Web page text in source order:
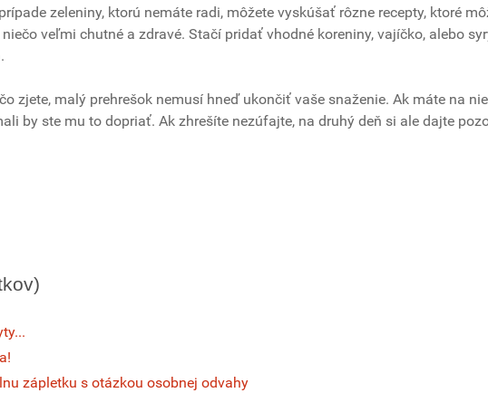
zeleniny, ktorú nemáte radi, môžete vyskúšať rôzne recepty, ktoré
veľmi chutné a zdravé. Stačí pridať vhodné koreniny, vajíčko, alebo
zjete, malý prehrešok nemusí hneď ukončiť vaše snaženie. Ak máte na
by ste mu to dopriať. Ak zhrešíte nezúfajte, na druhý deň si ale dajte
zápletku s otázkou osobnej odvahy